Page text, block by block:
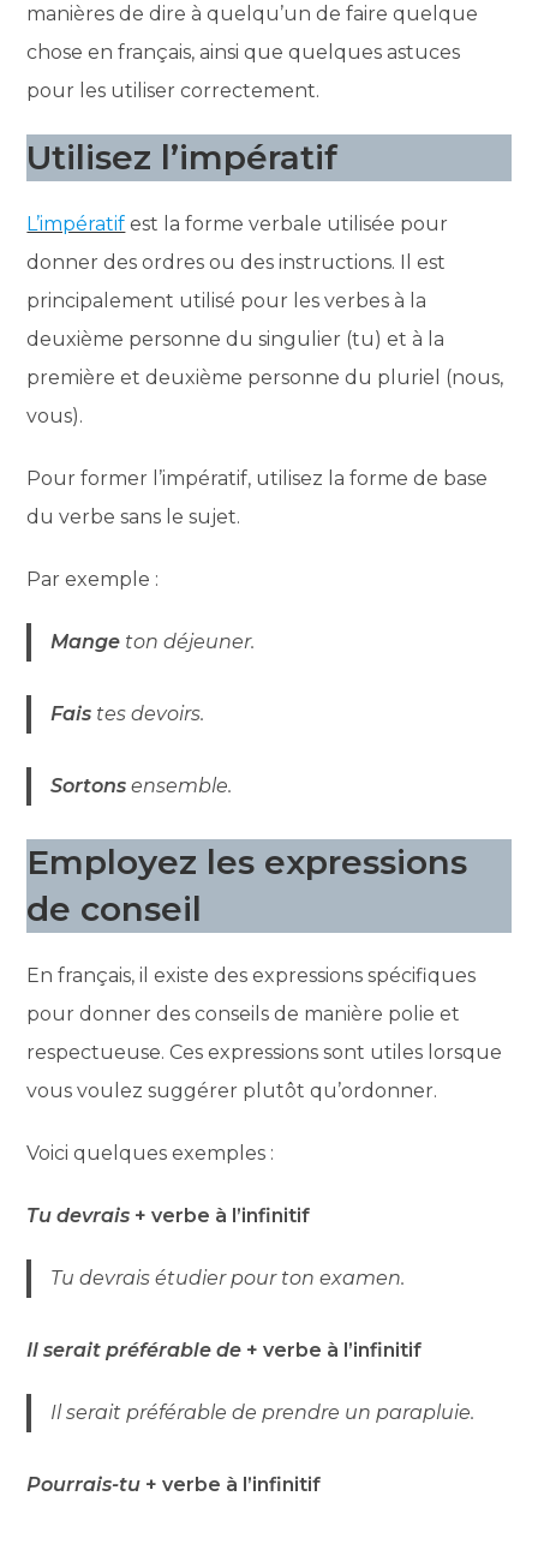
manières de dire à quelqu’un de faire quelque
chose en français, ainsi que quelques astuces
pour les utiliser correctement.
Utilisez l’impératif
L’impératif est la forme verbale utilisée pour
donner des ordres ou des instructions. Il est
principalement utilisé pour les verbes à la
deuxième personne du singulier (tu) et à la
première et deuxième personne du pluriel (nous,
vous).
Pour former l’impératif, utilisez la forme de base
du verbe sans le sujet.
Par exemple :
Mange ton déjeuner.
Fais tes devoirs.
Sortons ensemble.
Employez les expressions
de conseil
En français, il existe des expressions spécifiques
pour donner des conseils de manière polie et
respectueuse. Ces expressions sont utiles lorsque
vous voulez suggérer plutôt qu’ordonner.
Voici quelques exemples :
Tu devrais + verbe à l’infinitif
Tu devrais étudier pour ton examen.
Il serait préférable de + verbe à l’infinitif
Il serait préférable de prendre un parapluie.
Pourrais-tu + verbe à l’infinitif